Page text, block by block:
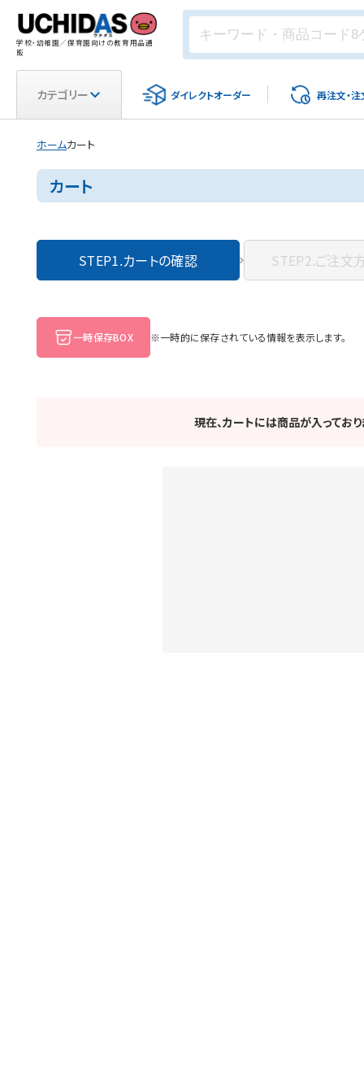
学校・幼稚園／保育園向けの教育用品通
販
カテゴリー ダイレクトオーダー 再注文・注
ホームカート
カート
STEP1.カートの確認 STEP2.ご注文
一時保存BOX ※一時的に保存されている情報を表示します。
現在、カートには商品が入ってお